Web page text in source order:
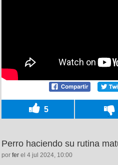
5
Perro haciendo su rutina
por fer el 4 jul 2024, 10:00